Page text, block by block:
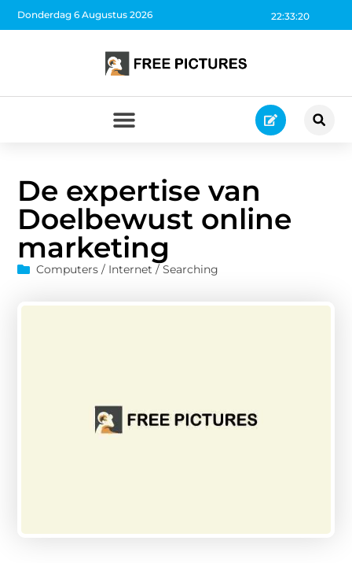
22:33:21
Donderdag 6 Augustus 2026
De expertise van
Doelbewust online
marketing
Computers / Internet / Searching